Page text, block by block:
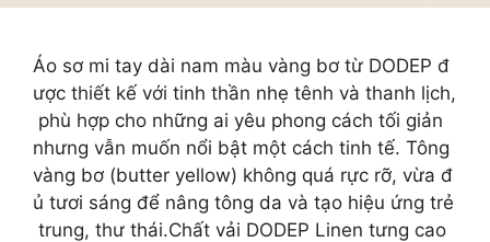
Áo sơ mi tay dài nam màu vàng bơ từ DODEP đ
ược thiết kế với tinh thần nhẹ tênh và thanh lịch,
phù hợp cho những ai yêu phong cách tối giản
nhưng vẫn muốn nổi bật một cách tinh tế. Tông
vàng bơ (butter yellow) không quá rực rỡ, vừa đ
ủ tươi sáng để nâng tông da và tạo hiệu ứng trẻ
trung, thư thái.Chất vải DODEP Linen tưng cao